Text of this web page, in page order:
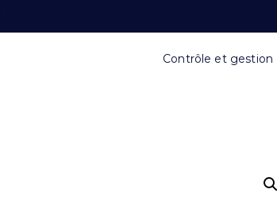
Contrôle et gestion